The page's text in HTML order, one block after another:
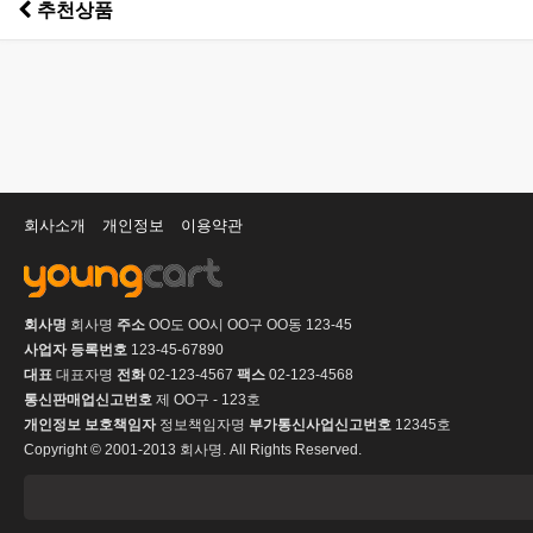
추천상품
회사소개 개인정보 이용약관
회사명 회사명 주소 OO도 OO시 OO구 OO동 123-45
사업자 등록번호 123-45-67890
대표 대표자명 전화02-123-4567 팩스 02-123-4568
통신판매업신고번호 제 OO구 - 123호
개인정보 보호책임자정보책임자명 부가통신사업신고번호 12345호
Copyright © 2001-2013 회사명. All Rights Reserved.